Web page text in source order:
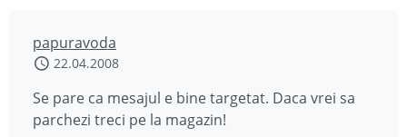
papuravoda
22.04.2008
Se pare ca mesajul e bine targetat. Daca vrei sa
parchezi treci pe la magazin!